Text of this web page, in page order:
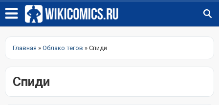
Главная » Облако тегов » Спиди
Спиди